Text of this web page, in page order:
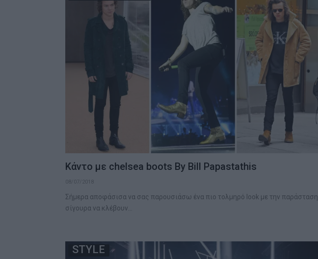
Κάντο με chelsea boots By Bill Papastathis
08/07/2018
Σήμερα αποφάσισα να σας παρουσιάσω ένα πιο τολμηρό look με την παράσταση
σίγουρα να κλέβουν…
STYLE